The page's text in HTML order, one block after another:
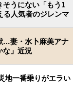
そうにない「もう1
人気者のジレンマ
…妻・水卜麻美アナ
な」近況
地一番乗りがエラい